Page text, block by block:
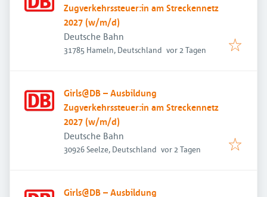
Zugverkehrssteuer:in am Streckennetz
2027 (w/m/d)
Deutsche Bahn
31785 Hameln, Deutschland Veröffentlicht
vor 2 Tagen
Girls@DB – Ausbildung
Zugverkehrssteuer:in am Streckennetz
2027 (w/m/d)
Deutsche Bahn
30926 Seelze, Deutschland Veröffentlicht
vor 2 Tagen
Girls@DB – Ausbildung